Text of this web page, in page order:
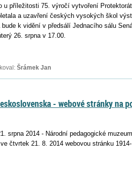
u příležitosti 75. výročí vytvoření
a uzavření českých vysokých škol
k vidění v předsálí Jednacího sálu
26. srpna v 17.00.
Šrámek Jan
- webové stránky na
srpna 2014 - Národní pedagogické
čtvrtek 21. 8. 2014 webovou stránku